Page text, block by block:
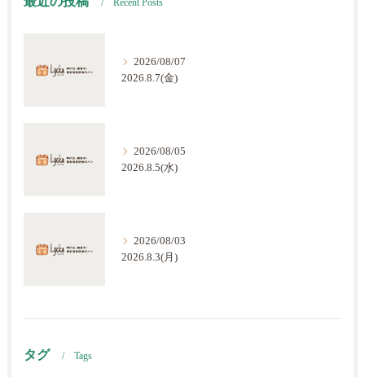
Recent Posts
2026/08/07
2026.8.7(金)
2026/08/05
2026.8.5(水)
2026/08/03
2026.8.3(月)
タグ Tags